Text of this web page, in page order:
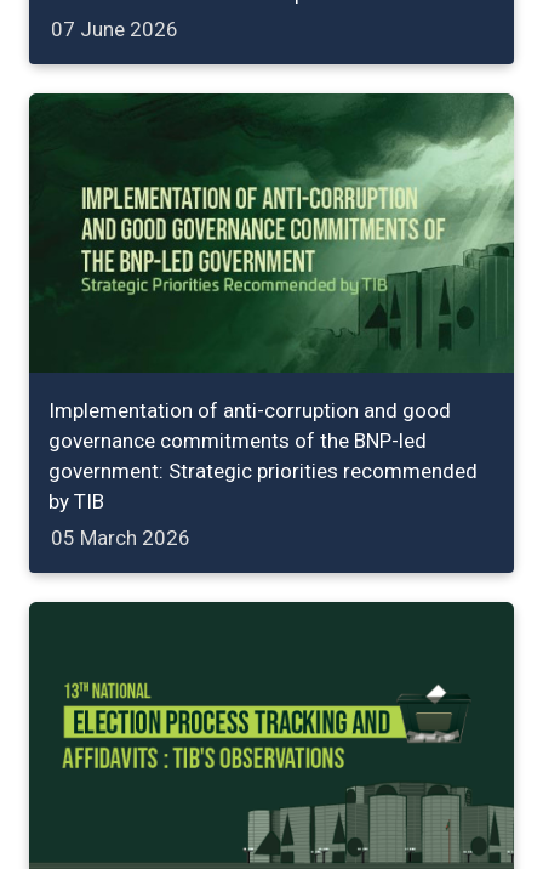
07 June 2026
Implementation of anti-corruption and good
governance commitments of the BNP-led
government: Strategic priorities recommended
by TIB
05 March 2026